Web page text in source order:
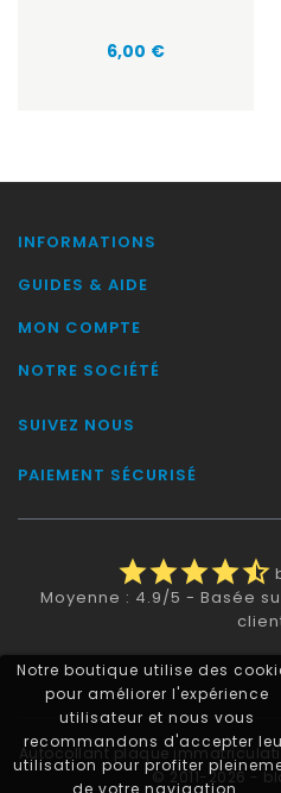
Notre boutique utilise des
pour améliorer l'expérience
utilisateur et nous vous
recommandons d'accepter
utilisation pour profiter
de votre navigation.
Prix
6,00 €
INFORMATIONS
GUIDES & AIDE
MON COMPTE
NOTRE SOCIÉTÉ
SUIVEZ NOUS
PAIEMENT SÉCURISÉ
starstarstarstarstar_half
Moyenne : 4.9/5 - Basée
Autocollant plaque
© 2011-2026 -